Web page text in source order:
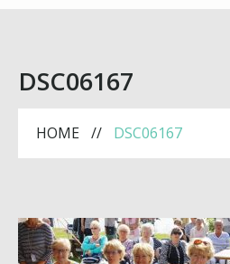
DSC06167
HOME DSC06167